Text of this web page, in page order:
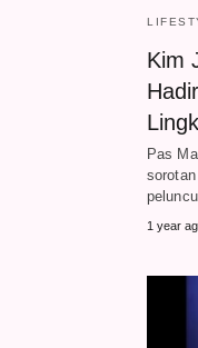
Kim
Pas
1 year